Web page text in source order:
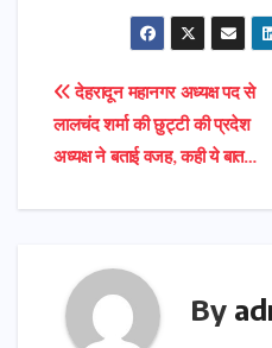
Post
navigation
देहरादून महानगर अध्यक्ष पद से
लालचंद शर्मा की छुट्टी की प्रदेश
अध्यक्ष ने बताई वजह, कही ये बात…
By